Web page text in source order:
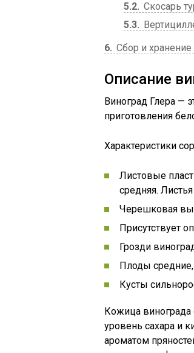
5.2 Скосарь
5.3
6 Сбор и
Описание
Виноград Глера —
приготовления
Характеристики
Листовые
средняя. Листья
Черешковая
Присутствует
Грозди
Плоды средние,
Кусты
Кожица
уровень сахара и
ароматом